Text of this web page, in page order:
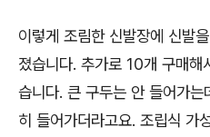
이렇게 조림한 신발장에 신발
졌습니다. 추가로 10개 구매해
습니다. 큰 구두는 안 들어가
히 들어가더라고요. 조립식 가